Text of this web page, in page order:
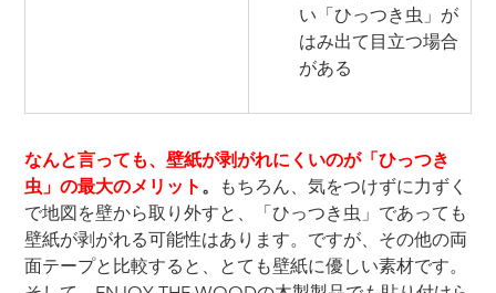
い「ひっつき虫」が
はみ出て目立つ場合
がある
なんと言っても、壁紙が剥がれにくいのが「ひっつき
虫」の最大のメリット 。
もちろん、気をつけずに力ずく
で地図を壁から取り外すと、「ひっつき虫」であっても
壁紙が剥がれる可能性はあります。ですが、その他の両
面テープと比較すると、とても壁紙に優しい素材です。